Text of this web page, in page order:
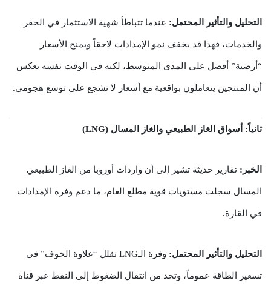
التحليل والتأثير المحتمل: عندما تتباطأ شهية الاستثمار في الحفر
والخدمات، فهذا قد يخفف نمو الإمدادات لاحقاً ويمنح الأسعار
“أرضية” أفضل على المدى المتوسط، لكنه في الوقت نفسه يعكس
أن المنتجين يتعاملون بواقعية مع أسعار لا تشجع على توسع هجومي.
ثانياً: أسواق الغاز الطبيعي والغاز المسال (LNG)
الخبر: تقارير حديثة تشير إلى أن واردات أوروبا من الغاز الطبيعي
المسال سجلت مستويات قوية مطلع العام، ما دعم وفرة الإمدادات
في القارة.
التحليل والتأثير المحتمل: وفرة الـLNG تقلل “علاوة الخوف” في
تسعير الطاقة عموماً، وتحد من انتقال الضغوط إلى النفط عبر قناة